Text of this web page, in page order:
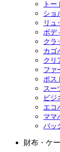
ト
ショ
リュ
ボデ
クラ
カゴ
クリ
ファ
ボス
スー
ビジ
エコ
ママ
バッ
財布・ケ